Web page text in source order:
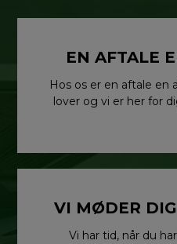
EN AFTALE
Hos os er en aftale en
lover og vi er her for
VI MØDER
Vi har tid, når du